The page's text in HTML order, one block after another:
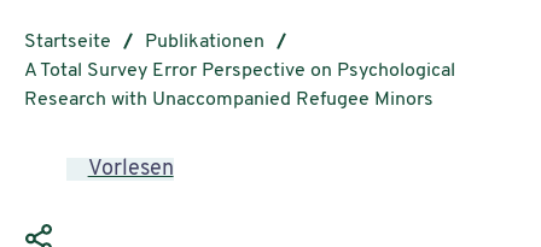
Startseite
Publikationen
A Total Survey Error Perspective on Psychological
Research with Unaccompanied Refugee Minors
Vorlesen